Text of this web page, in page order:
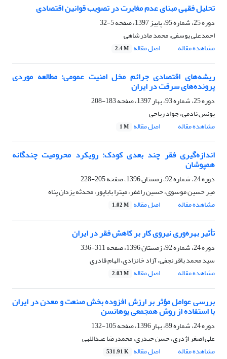
تحلیل فقهی مبنای عدم مغایرت در تصویب قوانین اقتصادی
دوره 25، شماره 95، پاییز 1397، صفحه
5-32
احمدعلی یوسفی، محمد مادرشاهی
مشاهده مقاله
اصل مقاله 2.4 M
ریشه‌های اقتصادی جرائم مخل امنیت عمومی: مطالعه موردی
پرونده‌های سرقت در ایران
دوره 25، شماره 93، بهار 1397، صفحه
183-208
یونس نادمی، جواد ریاحی
مشاهده مقاله
اصل مقاله 1 M
اندازه‌گیری فقر چند بعدی کودک: رویکرد محرومیت چندگانه
همپوشان
دوره 24، شماره 92، زمستان 1396، صفحه
205-228
میر حسین موسوی، حسین راغفر، میترا باباپور، محدثه یزدان پناه
مشاهده مقاله
اصل مقاله 1.02 M
تأثیر بهره‌وری نیروی کار بر کاهش فقر در ایران
دوره 24، شماره 92، زمستان 1396، صفحه
311-336
سید محمد باقر نجفی، آزاد خانزادی، الهام قادری
مشاهده مقاله
اصل مقاله 2.03 M
بررسی عوامل مؤثر بر ارزش افزوده بخش صنعت و معدن در ایران
با استفاده از روش همجمعی یوهانسن
دوره 24، شماره 89، بهار 1396، صفحه
105-132
علی اصغر اژدری، حسن حیدری، محمدرضا عبداللهی
مشاهده مقاله
اصل مقاله 531.91 K